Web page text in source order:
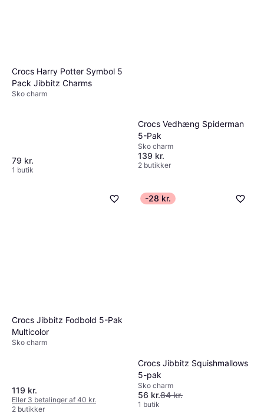
Crocs Harry Potter Symbol 5
Pack Jibbitz Charms
Sko charm
79 kr.
1 butik
Crocs Vedhæng Spiderman
5-Pak
Sko charm
139 kr.
2 butikker
Crocs Jibbitz Fodbold 5-Pak
Multicolor
Sko charm
119 kr.
Eller 3 betalinger af 40 kr.
2 butikker
-28 kr.
Crocs Jibbitz Squishmallows
5-pak
Sko charm
56 kr.84 kr.
1 butik